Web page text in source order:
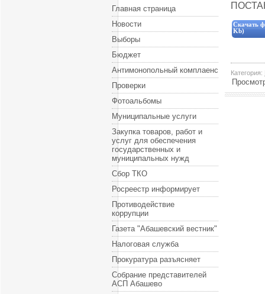
Главная страница
Новости
Выборы
Бюджет
Антимонопольный комплаенс
Проверки
Фотоальбомы
Муниципальные услуги
Закупка товаров, работ и
услуг для обеспечения
государственных и
муниципальных нужд
Сбор ТКО
Росреестр информирует
Противодействие
коррупции
Газета "Абашевский вестник"
Налоговая служба
Прокуратура разъясняет
Собрание представителей
АСП Абашево
Скачать
Kb)
Категория: